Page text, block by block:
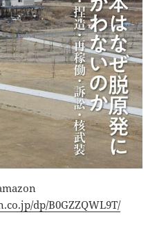
dp/B0GZZQWL9T/